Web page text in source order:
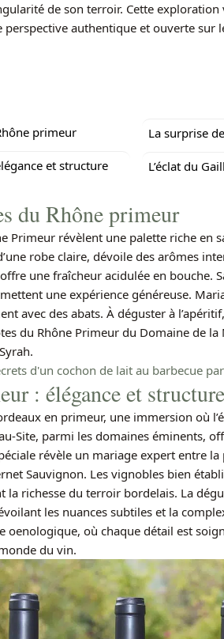
de son terroir. Cette exploration
authentique et ouverte sur
primeur
et structure
La surprise
L’éclat du
du Rhône primeur
Primeur révèlent une palette riche en
robe claire, dévoile des arômes
une fraîcheur acidulée en bouche.
une expérience généreuse.
avec des abats. À déguster à
du Rhône Primeur du Domaine de
d'un cochon de lait au barbecue
: élégance et structure
en primeur, une immersion où
Site, parmi les domaines éminents,
révèle un mariage expert entre
Sauvignon. Les vignobles bien
la richesse du terroir bordelais. La
les nuances subtiles et la
oenologique, où chaque détail est
du vin.